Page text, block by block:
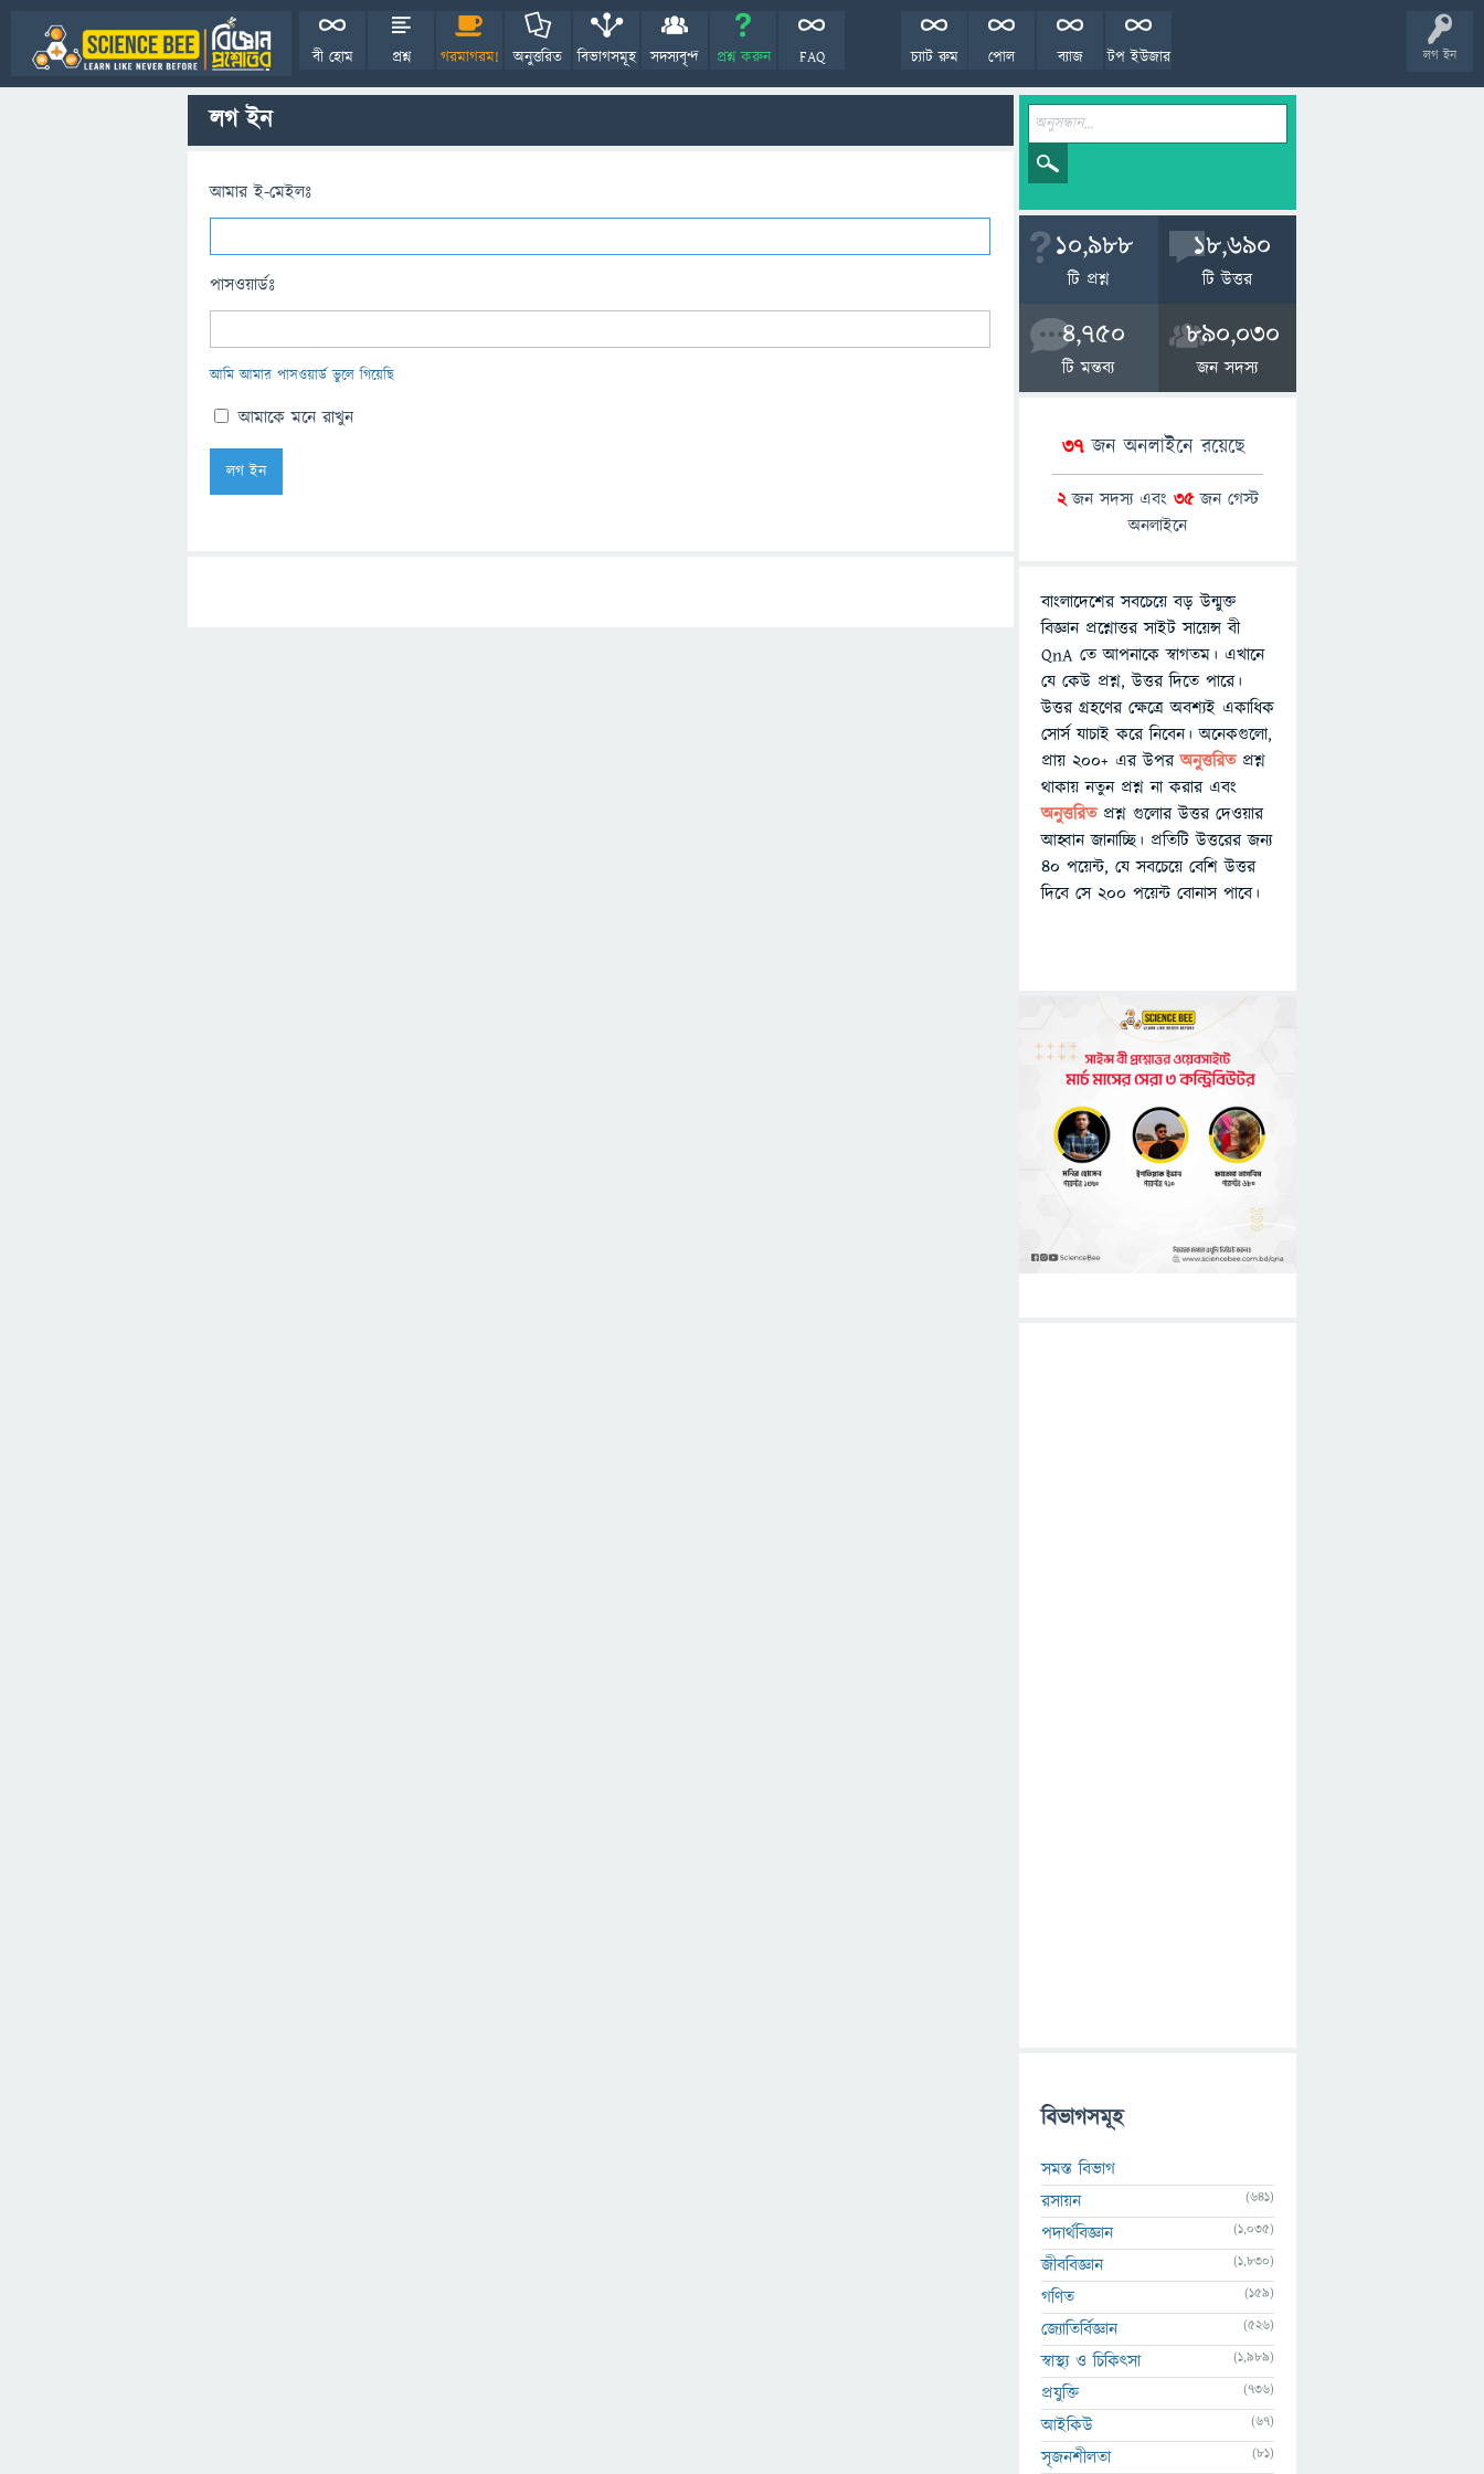
লগ ইন
বী হোম প্রশ্ন গরমাগরম! অনুত্তরিত বিভাগসমূহ সদস্যবৃন্দ প্রশ্ন করুন FAQ টপ ইউজার
ব্যাজ
পোল
চ্যাট রুম
লগ ইন
আমার ই-মেইলঃ
পাসওয়ার্ডঃ
আমি আমার পাসওয়ার্ড ভুলে গিয়েছি
আমাকে মনে রাখুন
10,988
টি প্রশ্ন
18,690
টি উত্তর
4,750
টি মন্তব্য
890,030
জন সদস্য
37জন অনলাইনে রয়েছে
2জন সদস্য এবং 35জন গেস্ট
অনলাইনে
বাংলাদেশের সবচেয়ে বড় উন্মুক্ত
বিজ্ঞান প্রশ্নোত্তর সাইট সায়েন্স বী
QnA তে আপনাকে স্বাগতম। এখানে
যে কেউ প্রশ্ন, উত্তর দিতে পারে।
উত্তর গ্রহণের ক্ষেত্রে অবশ্যই একাধিক
সোর্স যাচাই করে নিবেন। অনেকগুলো,
প্রায় ২০০+ এর উপরঅনুত্তরিতপ্রশ্ন
থাকায় নতুন প্রশ্ন না করার এবং
অনুত্তরিত প্রশ্ন গুলোর উত্তর দেওয়ার
আহ্বান জানাচ্ছি। প্রতিটি উত্তরের জন্য
৪০ পয়েন্ট, যে সবচেয়ে বেশি উত্তর
দিবে সে ২০০ পয়েন্ট বোনাস পাবে।
বিভাগসমূহ
সমস্ত বিভাগ
রসায়ন
(641)
পদার্থবিজ্ঞান (1,035)
জীববিজ্ঞান (1,830)
গণিত (159)
জ্যোতির্বিজ্ঞান (526)
স্বাস্থ্য ও চিকিৎসা (1,989)
প্রযুক্তি (736)
আইকিউ (67)
সৃজনশীলতা (81)